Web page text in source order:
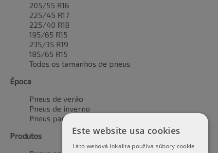
205/55 R16
225/45 R17
225/40 R18
195/65 R15
235/35 R19
185/65 R15
Todos os tamanhos de pneus
Época
Pneus de verão
Pneus de inverno
Pneus para todas as estações
Produtos
Este website usa cookies
Táto webová lokalita používa súbory cookie